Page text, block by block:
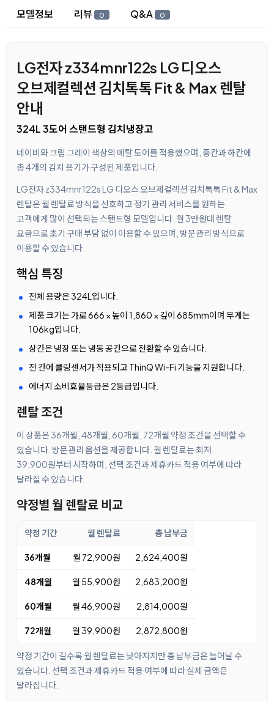
상세 정보
모델정보 리뷰 0 Q&A 0
LG전자 z334mnr122s LG 디오스
오브제컬렉션 김치톡톡 Fit & Max 렌탈
안내
324L 3도어 스탠드형 김치냉장고
네이비와 크림 그레이 색상의 메탈 도어를 적용했으며, 중칸과 하칸에
총 4개의 김치 용기가 구성된 제품입니다.
LG전자 z334mnr122s LG 디오스 오브제컬렉션 김치톡톡 Fit & Max
렌탈은 월 렌탈료 방식을 선호하고 정기 관리 서비스를 원하는
고객에게 많이 선택되는 스탠드형 모델입니다. 월 3만원대 렌탈
요금으로 초기 구매 부담 없이 이용할 수 있으며, 방문관리 방식으로
이용할 수 있습니다.
핵심 특징
전체 용량은 324L입니다.
제품 크기는 가로 666 × 높이 1,860 × 깊이 685mm이며 무게는
106kg입니다.
상칸은 냉장 또는 냉동 공간으로 전환할 수 있습니다.
전 칸에 쿨링센서가 적용되고 ThinQ Wi-Fi 기능을 지원합니다.
에너지 소비효율등급은 2등급입니다.
렌탈 조건
이 상품은 36개월, 48개월, 60개월, 72개월 약정 조건을 선택할 수
있습니다. 방문관리 옵션을 제공합니다. 월 렌탈료는 최저
39,900원부터 시작하며, 선택 조건과 제휴카드 적용 여부에 따라
달라질 수 있습니다.
약정별 월 렌탈료 비교
약정 기간 월 렌탈료 총 납부금
36개월 월 72,900원 2,624,400원
48개월 월 55,900원 2,683,200원
60개월 월 46,900원 2,814,000원
72개월 월 39,900원 2,872,800원
약정 기간이 길수록 월 렌탈료는 낮아지지만 총 납부금은 늘어날 수
있습니다. 선택 조건과 제휴카드 적용 여부에 따라 실제 금액은
달라집니다.